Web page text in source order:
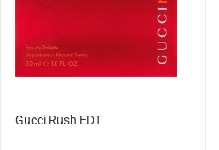
Gucci Rush EDT